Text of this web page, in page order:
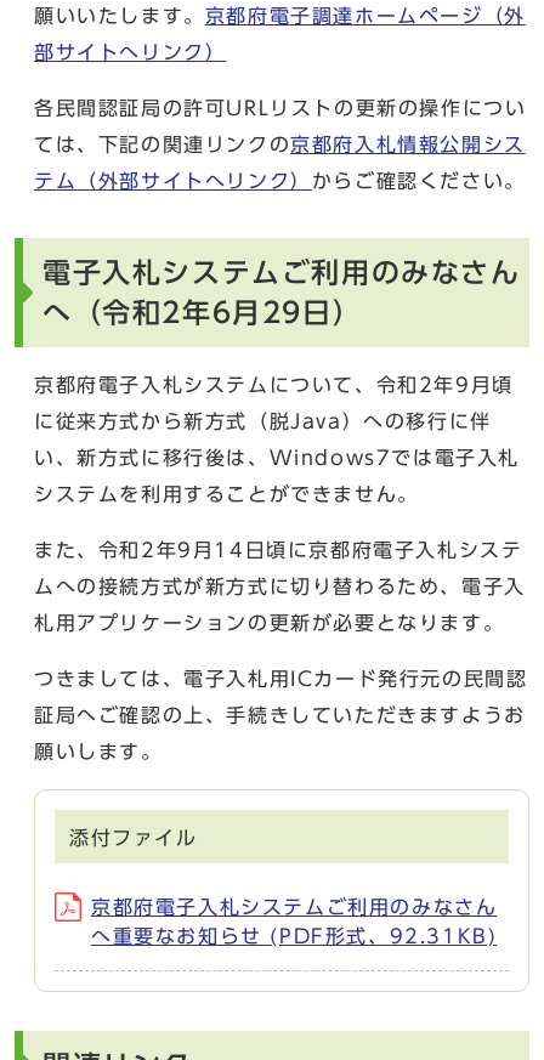
願いいたします。 京都府電子調達ホームページ（外
部サイトへリンク）
各民間認証局の許可URLリストの更新の操作につい
ては、下記の関連リンクの京都府入札情報公開シス
テム（外部サイトへリンク） からご確認ください。
電子入札システムご利用のみなさん
へ（令和2年6月29日）
京都府電子入札システムについて、令和2年9月頃
に従来方式から新方式（脱Java）への移行に伴
い、新方式に移行後は、Windows7では電子入札
システムを利用することができません。
また、令和2年9月14日頃に京都府電子入札システ
ムへの接続方式が新方式に切り替わるため、電子入
札用アプリケーションの更新が必要となります。
つきましては、電子入札用ICカード発行元の民間認
証局へご確認の上、手続きしていただきますようお
願いします。
添付ファイル
京都府電子入札システムご利用のみなさん
へ重要なお知らせ (PDF形式、92.31KB)